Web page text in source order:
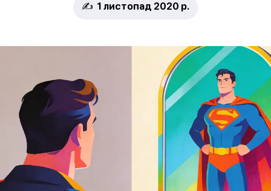
✍️ 1 листопад 2020 р.